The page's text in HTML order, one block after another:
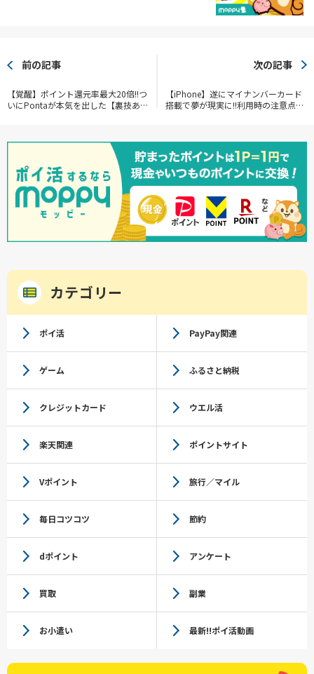
前の記事
【覚醒】ポイント還元率最大20倍!!つ
いにPontaが本気を出した【裏技あ
次の記事
【iPhone】遂にマイナンバーカード
搭載で夢が現実に!!利用時の注意点を
カテゴリー
ポイ活 PayPay関連
ゲーム ふるさと納税
クレジットカード ウエル活
楽天関連 ポイントサイト
Vポイント 旅行／マイル
毎日コツコツ 節約
dポイント アンケート
買取 副業
お小遣い 最新!!ポイ活動画